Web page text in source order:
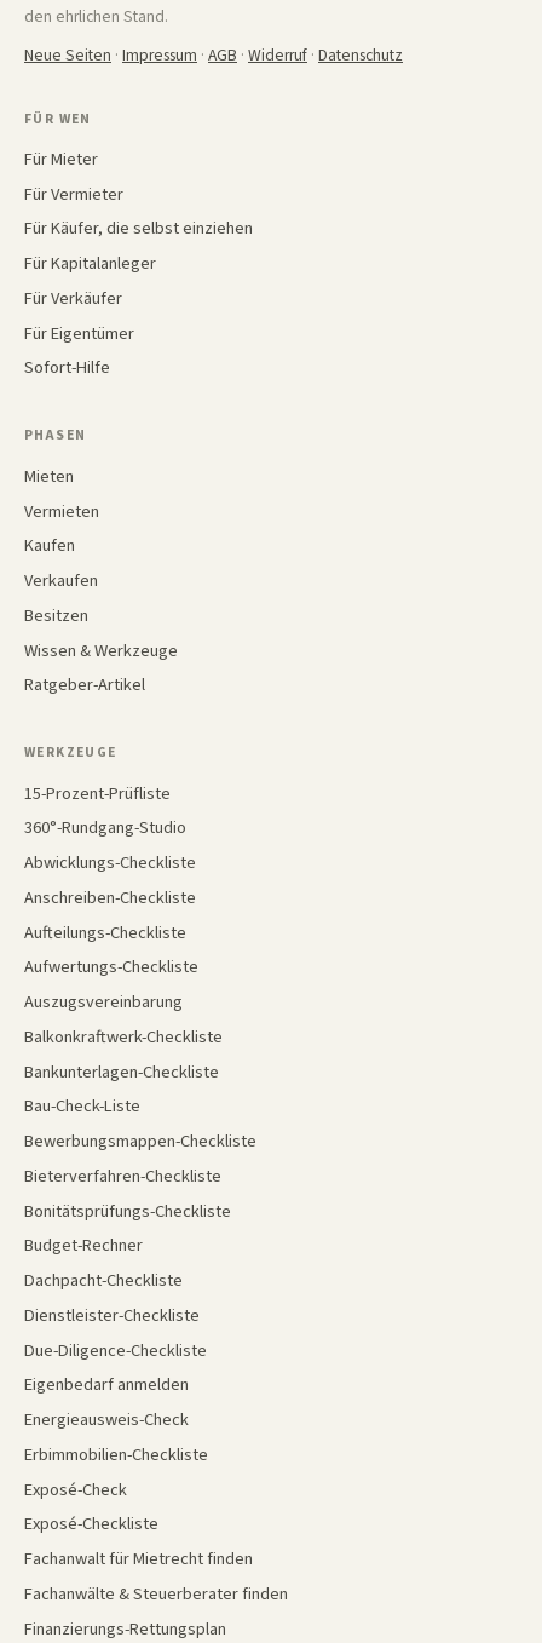
den ehrlichen Stand.
Neue Seiten · Impressum · AGB · Widerruf · Datenschutz
FÜR WEN
Für Mieter
Für Vermieter
Für Käufer, die selbst einziehen
Für Kapitalanleger
Für Verkäufer
Für Eigentümer
Sofort-Hilfe
PHASEN
Mieten
Vermieten
Kaufen
Verkaufen
Besitzen
Wissen & Werkzeuge
Ratgeber-Artikel
WERKZEUGE
15-Prozent-Prüfliste
360°-Rundgang-Studio
Abwicklungs-Checkliste
Anschreiben-Checkliste
Aufteilungs-Checkliste
Aufwertungs-Checkliste
Auszugsvereinbarung
Balkonkraftwerk-Checkliste
Bankunterlagen-Checkliste
Bau-Check-Liste
Bewerbungsmappen-Checkliste
Bieterverfahren-Checkliste
Bonitätsprüfungs-Checkliste
Budget-Rechner
Dachpacht-Checkliste
Dienstleister-Checkliste
Due-Diligence-Checkliste
Eigenbedarf anmelden
Energieausweis-Check
Erbimmobilien-Checkliste
Exposé-Check
Exposé-Checkliste
Fachanwalt für Mietrecht finden
Fachanwälte & Steuerberater finden
Finanzierungs-Rettungsplan